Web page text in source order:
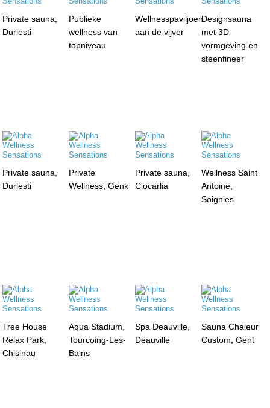
Private sauna,
Durlesti
Publieke
wellness van
topniveau
Wellnesspaviljoen
aan de vijver
Designsauna
met 3D-
vormgeving en
steenfineer
Private sauna,
Durlesti
Private
Wellness, Genk
Private sauna,
Ciocarlia
Wellness Saint
Antoine,
Soignies
Tree House
Relax Park,
Chisinau
Aqua Stadium,
Tourcoing-Les-
Bains
Spa Deauville,
Deauville
Sauna Chaleur
Custom, Gent